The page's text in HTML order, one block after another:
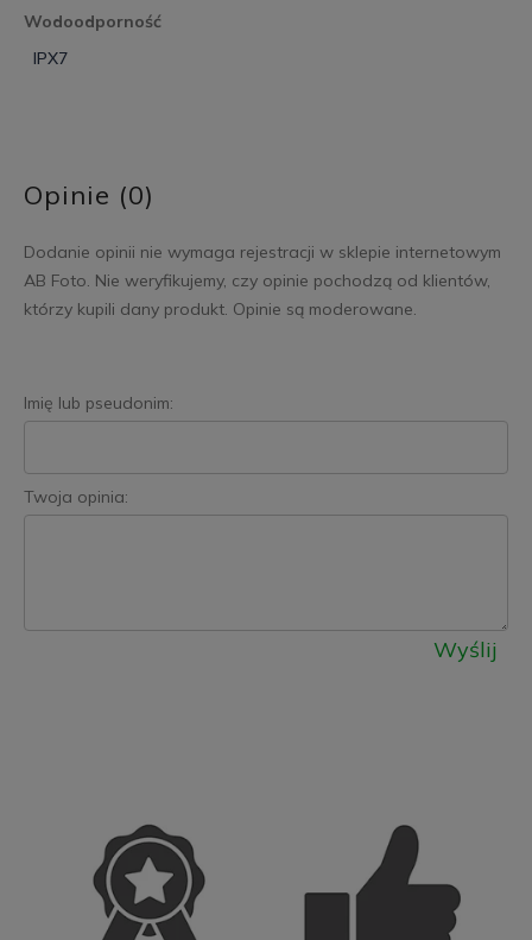
Wodoodporność
IPX7
Opinie (0)
Dodanie opinii nie wymaga rejestracji w sklepie internetowym
AB Foto. Nie weryfikujemy, czy opinie pochodzą od klientów,
którzy kupili dany produkt. Opinie są moderowane.
Imię lub pseudonim:
Twoja opinia:
Wyślij